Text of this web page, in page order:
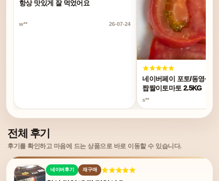
항상 맛있게 잘 먹었어요
w** 26-07-24
네이버페이 포토/동영상
짭짤이토마토 2.5KG
s**
전체 후기
후기를 확인하고 마음에 드는 상품으로 바로 이동할 수 있습니다.
네이버후기 재구매